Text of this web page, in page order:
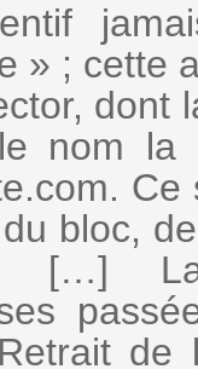
» ; cette
dont
nom la
bloc,
[…]